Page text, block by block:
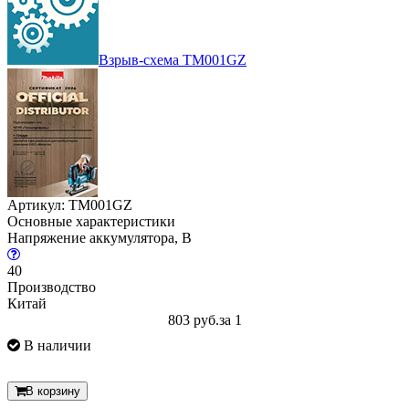
Взрыв-схема TM001GZ
Артикул: TM001GZ
Основные характеристики
Напряжение аккумулятора, В
40
Производство
Китай
803 руб.за 1
В наличии
В корзину